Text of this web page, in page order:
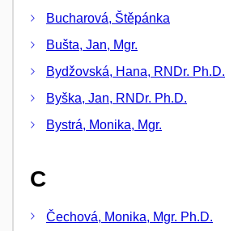
Bucharová, Štěpánka
Bušta, Jan, Mgr.
Bydžovská, Hana, RNDr. Ph.D.
Byška, Jan, RNDr. Ph.D.
Bystrá, Monika, Mgr.
C
Čechová, Monika, Mgr. Ph.D.